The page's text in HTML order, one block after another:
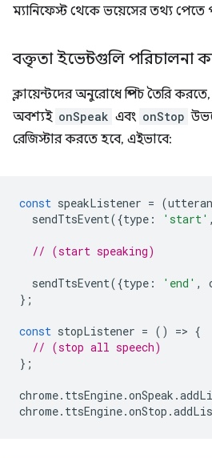
ম্যানিফেস্ট থেকে ভয়েসের তথ্য পেতে
বক্তৃতা ইভেন্টগুলি পরিচালনা
ক্লায়েন্টদের অনুরোধে স্পিচ তৈরি
অবশ্যই onSpeak এবং onStop
রেজিস্টার করতে হবে, এইভাবে:
const speakListener = (
sendTtsEvent({type : 'start' ,
// (start speaking)
sendTtsEvent({type : 'end' ,
};
const stopListener = () => {
// (stop all speech)
};
chrome. ttsEngine.onSpeak .
chrome. ttsEngine.onStop .